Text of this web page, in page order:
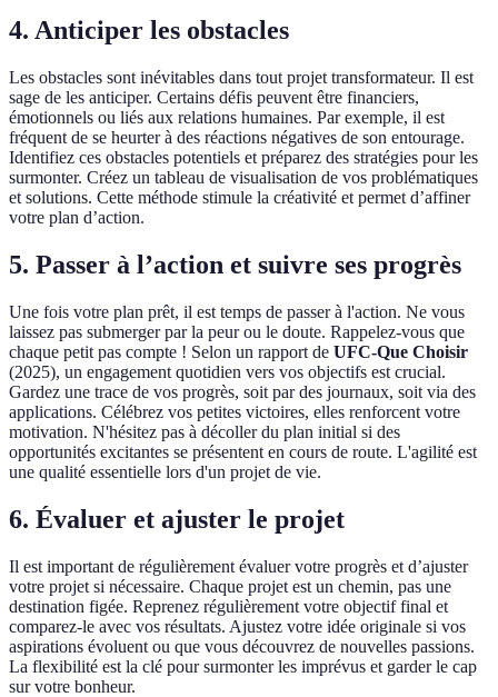
4. Anticiper les obstacles
Les obstacles sont inévitables dans tout projet transformateur. Il est
sage de les anticiper. Certains défis peuvent être financiers,
émotionnels ou liés aux relations humaines. Par exemple, il est
fréquent de se heurter à des réactions négatives de son entourage.
Identifiez ces obstacles potentiels et préparez des stratégies pour les
surmonter. Créez un tableau de visualisation de vos problématiques
et solutions. Cette méthode stimule la créativité et permet d’affiner
votre plan d’action.
5. Passer à l’action et suivre ses progrès
Une fois votre plan prêt, il est temps de passer à l'action. Ne vous
laissez pas submerger par la peur ou le doute. Rappelez-vous que
chaque petit pas compte ! Selon un rapport de UFC-Que Choisir
(2025), un engagement quotidien vers vos objectifs est crucial.
Gardez une trace de vos progrès, soit par des journaux, soit via des
applications. Célébrez vos petites victoires, elles renforcent votre
motivation. N'hésitez pas à décoller du plan initial si des
opportunités excitantes se présentent en cours de route. L'agilité est
une qualité essentielle lors d'un projet de vie.
6. Évaluer et ajuster le projet
Il est important de régulièrement évaluer votre progrès et d’ajuster
votre projet si nécessaire. Chaque projet est un chemin, pas une
destination figée. Reprenez régulièrement votre objectif final et
comparez-le avec vos résultats. Ajustez votre idée originale si vos
aspirations évoluent ou que vous découvrez de nouvelles passions.
La flexibilité est la clé pour surmonter les imprévus et garder le cap
sur votre bonheur.